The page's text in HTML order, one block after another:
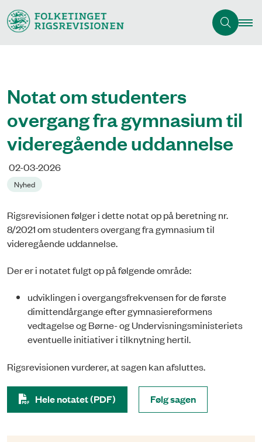
Notat om studenters
overgang fra gymnasium til
videregående uddannelse
02-03-2026
Nyhed
Rigsrevisionen følger i dette notat op på beretning nr.
8/2021 om studenters overgang fra gymnasium til
videregående uddannelse.
Der er i notatet fulgt op på følgende område:
udviklingen i overgangsfrekvensen for de første
dimittendårgange efter gymnasiereformens
vedtagelse og Børne- og Undervisningsministeriets
eventuelle initiativer i tilknytning hertil.
Rigsrevisionen vurderer, at sagen kan afsluttes.
Hele notatet (PDF) Følg sagen